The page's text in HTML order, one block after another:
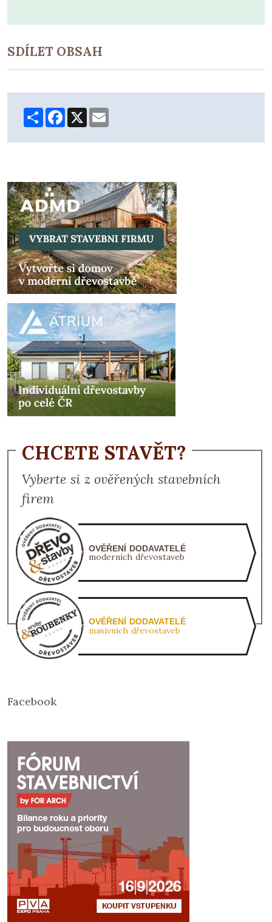
SDÍLET OBSAH
ShareFacebook
X
CHCETE STAVĚT?
Vyberte si z ověřených stavebních
firem
OVĚŘENÍ DODAVATELÉ
moderních dřevostaveb
OVĚŘENÍ DODAVATELÉ
masivních dřevostaveb
Facebook